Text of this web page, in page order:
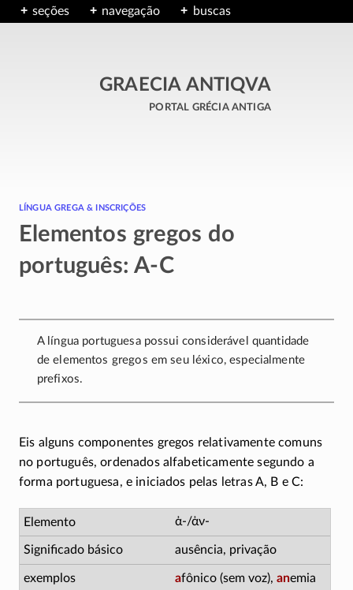
seções navegação buscas
GRAECIA ANTIQVA
portal grécia antiga
língua grega & inscrições
Elementos gregos do
português: A-C
A língua portuguesa possui considerável quantidade
de elementos gregos em seu léxico, especialmente
prefixos.
Eis alguns componentes gregos relativamente comuns
no português, ordenados alfabeticamente segundo a
forma portuguesa, e iniciados pelas letras A, B e C:
ἀ-/ἀν-
ausência, privação
afônico (sem voz), anemia